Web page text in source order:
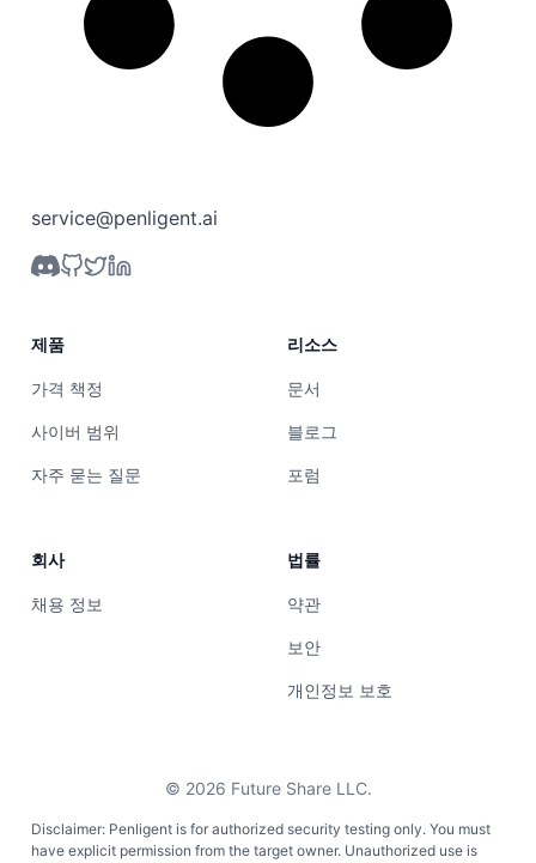
service@penligent.ai
제품
가격 책정
사이버 범위
자주 묻는 질문
리소스
문서
블로그
포럼
회사
채용 정보
법률
약관
보안
개인정보 보호
© 2026 Future Share LLC.
Disclaimer: Penligent is for authorized security testing only. You must
have explicit permission from the target owner. Unauthorized use is